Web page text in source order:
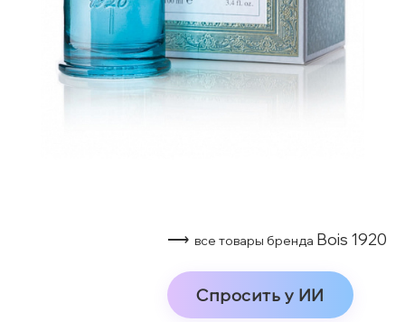
⟶ все товары бренда Bois 1920
Спросить у ИИ